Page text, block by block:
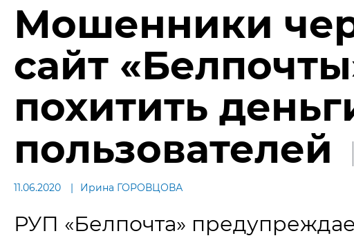
Мошенники
сайт
похитить
пользователей
11.06.2020 Ирина ГОРОВЦОВА
РУП «Белпочта»